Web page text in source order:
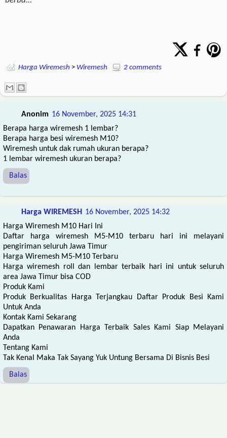
Harga Wiremesh > Wiremesh 2 comments
Anonim 16 November, 2025 14:31
Berapa harga wiremesh 1 lembar?
Berapa harga besi wiremesh M10?
Wiremesh untuk dak rumah ukuran berapa?
1 lembar wiremesh ukuran berapa?
Balas
Harga WIREMESH 16 November, 2025 14:32
Harga Wiremesh M10 Hari Ini
Daftar harga wiremesh M5-M10 terbaru hari ini melayani
pengiriman seluruh Jawa Timur
Harga Wiremesh M5-M10 Terbaru
Harga wiremesh roll dan lembar terbaik hari ini untuk seluruh
area Jawa Timur bisa COD
Produk Kami
Produk Berkualitas Harga Terjangkau Daftar Produk Besi Kami
Untuk Anda
Kontak Kami Sekarang
Dapatkan Penawaran Harga Terbaik Sales Kami Siap Melayani
Anda
Tentang Kami
Tak Kenal Maka Tak Sayang Yuk Untung Bersama Di Bisnis Besi
Balas